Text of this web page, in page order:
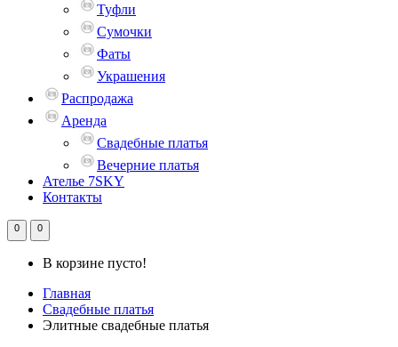
Туфли
Сумочки
Фаты
Украшения
Распродажа
Аренда
Свадебные платья
Вечерние платья
Ателье 7SKY
Контакты
0 0
В корзине пусто!
Главная
Свадебные платья
Элитные свадебные платья